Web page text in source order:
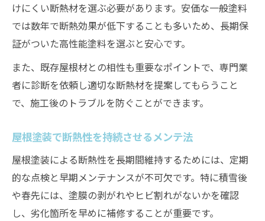
けにくい断熱材を選ぶ必要があります。安価な一般塗料
では数年で断熱効果が低下することも多いため、長期保
証がついた高性能塗料を選ぶと安心です。
また、既存屋根材との相性も重要なポイントで、専門業
者に診断を依頼し適切な断熱材を提案してもらうこと
で、施工後のトラブルを防ぐことができます。
屋根塗装で断熱性を持続させるメンテ法
屋根塗装による断熱性を長期間維持するためには、定期
的な点検と早期メンテナンスが不可欠です。特に積雪後
や春先には、塗膜の剥がれやヒビ割れがないかを確認
し、劣化箇所を早めに補修することが重要です。